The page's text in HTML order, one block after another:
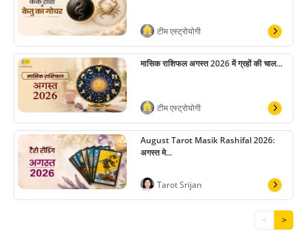
टीम एस्ट्रोयोगी
मासिक राशिफल अगस्त 2026 में ग्रहों की चाल...
टीम एस्ट्रोयोगी
August Tarot Masik Rashifal 2026:
अगस्त मे...
Tarot Srijan
< >